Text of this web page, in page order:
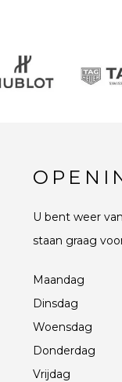
U bent weer
staan graag
Maandag
Dinsdag
Woensdag
Donderdag
Vrijdag